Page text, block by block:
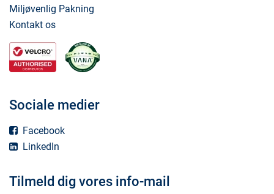
Miljøvenlig Pakning
Kontakt os
Sociale medier
Facebook
LinkedIn
Tilmeld dig vores info-mail